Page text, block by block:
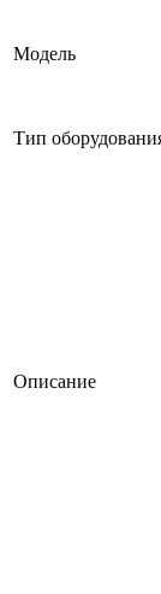
Модель
Тип
Описание